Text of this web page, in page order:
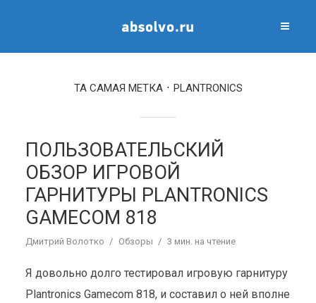
ТА САМАЯ МЕТКА PLANTRONICS
ПОЛЬЗОВАТЕЛЬСКИЙ
ОБЗОР ИГРОВОЙ
ГАРНИТУРЫ PLANTRONICS
GAMECOM 818
Дмитрий Волотко Обзоры 3 мин. на чтение
Я довольно долго тестировал игровую гарнитуру
Plantronics Gamecom 818, и составил о ней вполне